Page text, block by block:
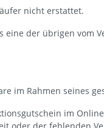
nicht erstattet.
der übrigen vom
im Rahmen seines
im